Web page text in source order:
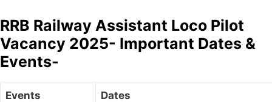
RRB Railway Assistant Loco Pilot
Vacancy 2025- Important Dates &
Events-
Events Dates